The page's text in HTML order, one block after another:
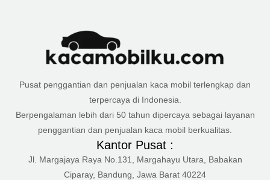
Pusat penggantian dan penjualan kaca mobil terlengkap dan
terpercaya di Indonesia.
Berpengalaman lebih dari 50 tahun dipercaya sebagai layanan
penggantian dan penjualan kaca mobil berkualitas.
Kantor Pusat :
Jl. Margajaya Raya No.131, Margahayu Utara, Babakan
Ciparay, Bandung, Jawa Barat 40224